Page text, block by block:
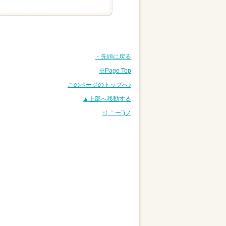
・先頭に戻る
※Page Top
このページのトップへ♪
▲上部へ移動する
↑( ｀ー´)ノ